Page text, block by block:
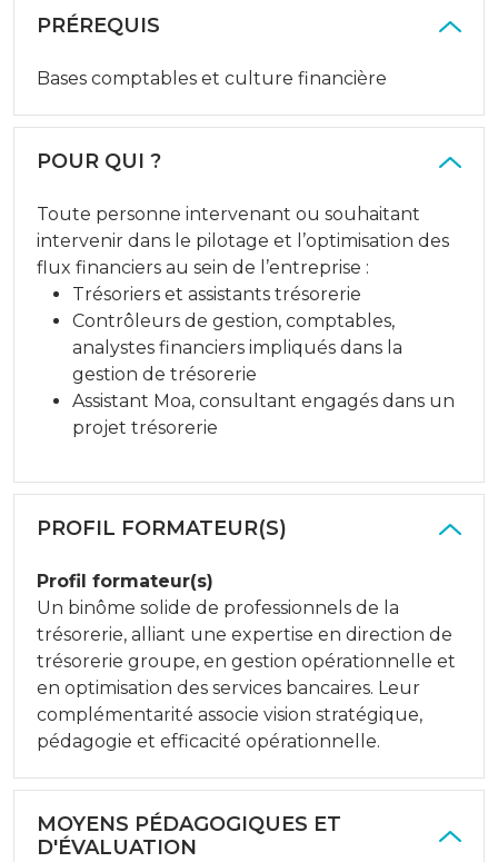
PRÉREQUIS
Bases comptables et culture financière
POUR QUI ?
Toute personne intervenant ou souhaitant
intervenir dans le pilotage et l’optimisation des
flux financiers au sein de l’entreprise :
Trésoriers et assistants trésorerie
Contrôleurs de gestion, comptables,
analystes financiers impliqués dans la
gestion de trésorerie
Assistant Moa, consultant engagés dans un
projet trésorerie
PROFIL FORMATEUR(S)
Profil formateur(s)
Un binôme solide de professionnels de la
trésorerie, alliant une expertise en direction de
trésorerie groupe, en gestion opérationnelle et
en optimisation des services bancaires. Leur
complémentarité associe vision stratégique,
pédagogie et efficacité opérationnelle.
MOYENS PÉDAGOGIQUES ET
D'ÉVALUATION